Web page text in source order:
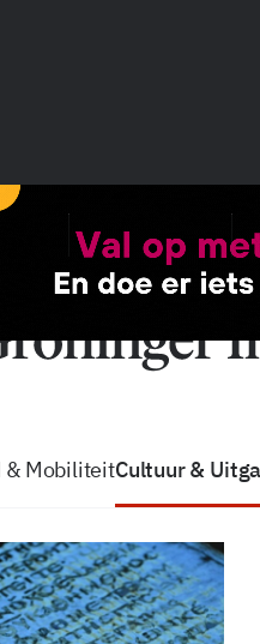
zo volg je de GIC
& MobiliteitCultuur &